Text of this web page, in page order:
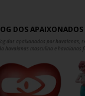
DOS
dos apaixonados por havaianas,
havaianas masculina e havaianas